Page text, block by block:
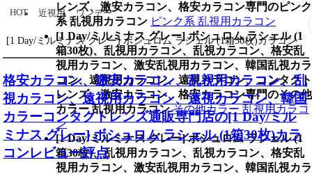
レンズ、激安カラコン、格安カラコン専門のピンク
系 乱視用カラコン ピンク系 乱視用カラコン
[1 Day/ミルミナス グレー] ボシュロム ラシェル (1
箱30枚)、乱視用カラコン、乱視カラコン、格安乱
視用カラコン、激安乱視用カラコン、韓国乱視カラ
コン、遠視用カラコン、遠視カラコン、コンタクト
レンズ、激安カラコン、格安カラコン専門のその他
カラー 乱視用カラコン その他カラー 乱視用カラコ
ン
[1 Day/ミルミナス グレー] ボシュロム ラシェル (1
箱30枚)、乱視用カラコン、乱視カラコン、格安乱
視用カラコン、激安乱視用カラコン、韓国乱視カラ
HOT 近視用 ワンデー
[1 Day/ミルミナス グレー] ボシュロム ラシェル (1箱30枚)カラコン
格安カラコン、激安カラコン、乱視用カラコン、乱
視カラコン、遠視用カラコン、遠視カラコン、韓国
カラーコンタクトレンズ通販専門店の[1 Day/ミル
ミナス グレー] ボシュロム ラシェル (1箱30枚)カラ
コンレビュー評点